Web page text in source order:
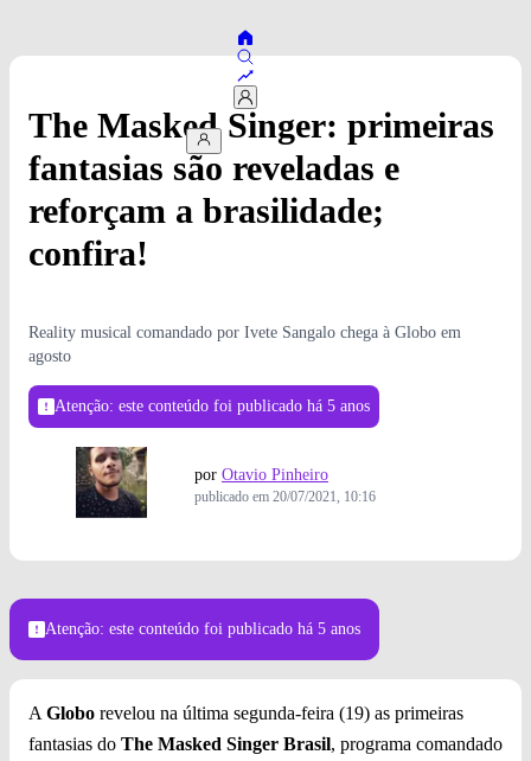
The Masked Singer: primeiras
fantasias são reveladas e
reforçam a brasilidade;
confira!
Reality musical comandado por Ivete Sangalo chega à Globo em
agosto
Atenção: este conteúdo foi publicado há 5 anos
por Otavio Pinheiro
publicado em 20/07/2021, 10:16
Ivete Sangalo nos bastidores do Prêmio Multishow (Imagem:
Marlon Brambilla)
Atenção: este conteúdo foi publicado há 5 anos
A Globo revelou na última segunda-feira (19) as primeiras
fantasias do The Masked Singer Brasil, programa comandado